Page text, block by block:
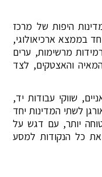
היפות של מרכז
בממצא ארכיאולוגי,
מרשימות, ערים
והאצטקים, לצד
שווקי עבודות יד,
לשתי המדינות יחד
יותר, עם דגש על
כל הנקודות למסע